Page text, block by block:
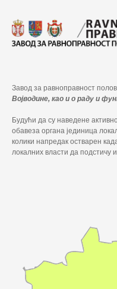
Завод за равноправност
Војводине, као и о раду и
Будући да су наведене
обавеза органа јединица
колики напредак остварен
локалних власти да подстичу